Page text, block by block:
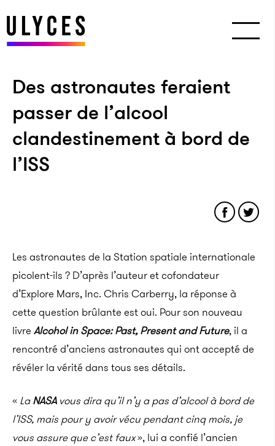
Des astronautes feraient
passer de l’alcool
clandestinement à bord de
l’ISS
Les astronautes de la Station spatiale internationale
picolent-ils ? D’après l’auteur et cofondateur
d’Explore Mars, Inc. Chris Carberry, la réponse à
cette question brûlante est oui. Pour son nouveau
livre Alcohol in Space: Past, Present and Future, il a
rencontré d’anciens astronautes qui ont accepté de
révéler la vérité dans tous ses détails.
« LaNASAvous dira qu’il n’y a pas d’alcool à bord de
l’ISS, mais pour y avoir vécu pendant cinq mois, je
vous assure que c’est faux», lui a confié l’ancien